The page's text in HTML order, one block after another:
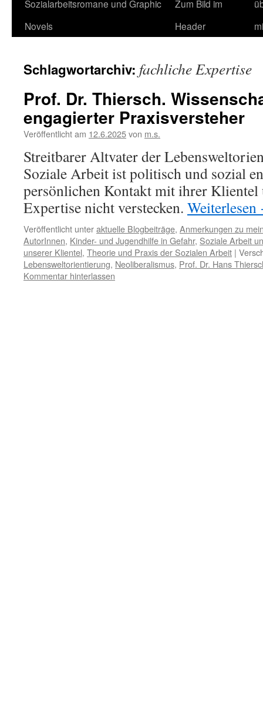
Sozialarbeitsromane und Graphic
Novels
Zum Bild im
Header
Schlagwortarchiv: fachliche Expertise
Prof. Dr. Thiersch.
engagierter Praxisversteher
Veröffentlicht am 12.6.2025von m.s.
Streitbarer Altvater der
Soziale Arbeit ist politisch und sozial
persönlichen Kontakt mit ihrer Klientel
Expertise nicht verstecken. Weiterlesen
Veröffentlicht unteraktuelle Blogbeiträge, Anmerkungen zu
AutorInnen, Kinder- und Jugendhilfe in Gefahr, Soziale Arbeit
unserer Klientel, Theorie und Praxis der Sozialen Arbeit |
Lebensweltorientierung, Neoliberalismus, Prof. Dr. Hans
Kommentar hinterlassen